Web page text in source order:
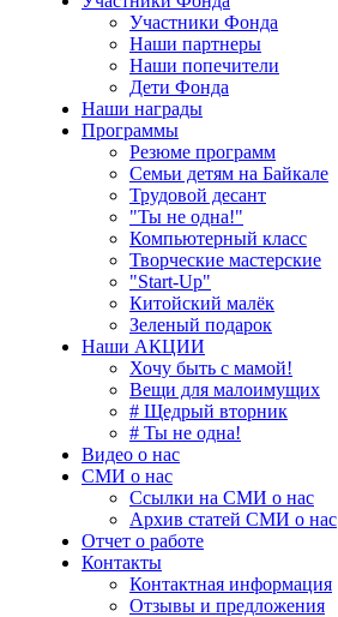
Участники Фонда
Наши партнеры
Наши попечители
Дети Фонда
Наши награды
Программы
Резюме программ
Семьи детям на Байкале
Трудовой десант
"Ты не одна!"
Компьютерный класс
Творческие мастерские
"Start-Up"
Китойский малёк
Зеленый подарок
Наши АКЦИИ
Хочу быть с мамой!
Вещи для малоимущих
# Щедрый вторник
# Ты не одна!
Видео о нас
СМИ о нас
Ссылки на СМИ о нас
Архив статей СМИ о нас
Отчет о работе
Контакты
Контактная информация
Отзывы и предложения